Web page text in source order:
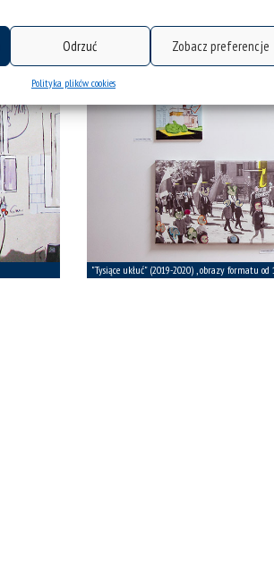
Odrzuć Zobacz preferencje
Polityka plików cookies